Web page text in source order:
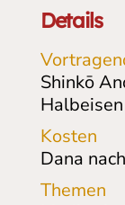
Details
Shinkō
Halbeisen
Kosten
Dana
Themen